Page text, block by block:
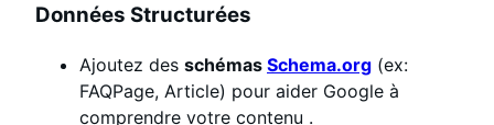
Données Structurées
Ajoutez des schémas Schema.org (ex:
FAQPage, Article) pour aider Google à
comprendre votre contenu .